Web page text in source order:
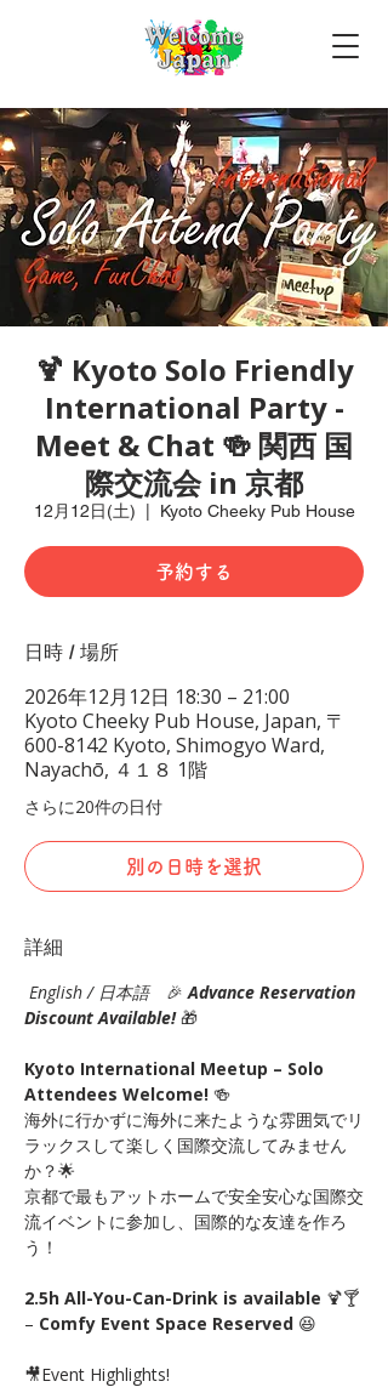
🍹 Kyoto Solo Friendly
International Party -
Meet & Chat 🍻 関西 国
際交流会 in 京都
12月12日(土) Kyoto Cheeky Pub House
予約する
日時 / 場所
2026年12月12日 18:30 – 21:00
Kyoto Cheeky Pub House, Japan, 〒
600-8142 Kyoto, Shimogyo Ward,
Nayachō, ４１８ 1階
さらに20件の日付
別の日時を選択
詳細
English / 日本語 🎉 Advance Reservation
Discount Available! 🎁
Kyoto International Meetup – Solo
Attendees Welcome! 🍻
海外に行かずに海外に来たような雰囲気でリ
ラックスして楽しく国際交流してみません
か？🌟
京都で最もアットホームで安全安心な国際交
流イベントに参加し、国際的な友達を作ろ
う！
2.5h All-You-Can-Drink is available 🍹🍸
– Comfy Event Space Reserved 😆
🎥Event Highlights!